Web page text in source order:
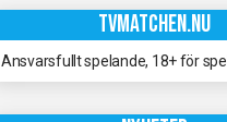
TVMATCHEN.NU
Ansvarsfullt spelande, 18+ för spel.